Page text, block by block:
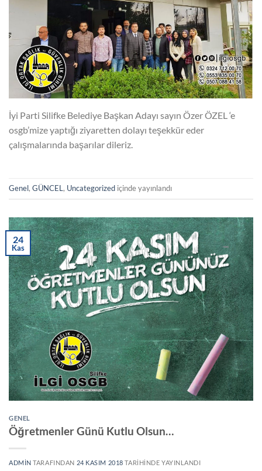
İyi Parti Silifke Belediye Başkan Adayı sayın Özer ÖZEL ‘e
osgb’mize yaptığı ziyaretten dolayı teşekkür eder
çalışmalarında başarılar dileriz.
Genel, GÜNCEL , Uncategorized içinde yayınlandı
24
Kas
GENEL
Öğretmenler Günü Kutlu Olsun…
ADMIN TARAFINDAN 24 KASIM 2018 TARIHINDE YAYINLANDI